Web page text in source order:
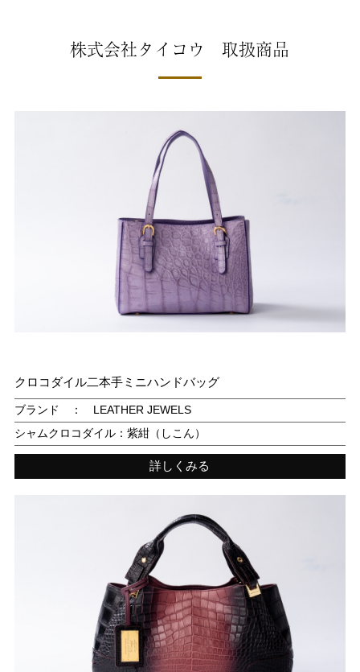
株式会社タイコウ 取扱商品
クロコダイル二本手ミニハンドバッグ
ブランド ： LEATHER JEWELS
シャムクロコダイル：紫紺（しこん）
詳しくみる